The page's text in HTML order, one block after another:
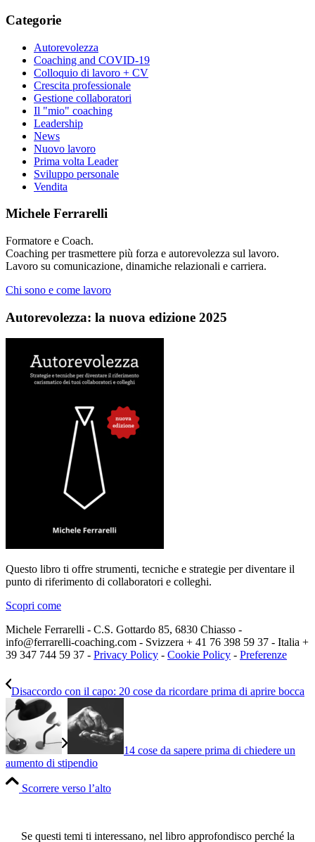
Categorie
Autorevolezza
Coaching and COVID-19
Colloquio di lavoro + CV
Crescita professionale
Gestione collaboratori
Il "mio" coaching
Leadership
News
Nuovo lavoro
Prima volta Leader
Sviluppo personale
Vendita
Michele Ferrarelli
Formatore e Coach.
Coaching per trasmettere più forza e autorevolezza sul lavoro.
Lavoro su comunicazione, dinamiche relazionali e carriera.
Chi sono e come lavoro
Autorevolezza: la nuova edizione 2025
Questo libro ti offre strumenti, tecniche e strategie per diventare il
punto di riferimento di collaboratori e colleghi.
Scopri come
Michele Ferrarelli - C.S. Gottardo 85, 6830 Chiasso -
info@ferrarelli-coaching.com - Svizzera + 41 76 398 59 37 - Italia +
39 347 744 59 37 - Privacy Policy - Cookie Policy - Preferenze
Disaccordo con il capo: 20 cose da ricordare prima di aprire bocca
14 cose da sapere prima di chiedere un
aumento di stipendio
Scorrere verso l’alto
Se questi temi ti interessano, nel libro approfondisco perché la